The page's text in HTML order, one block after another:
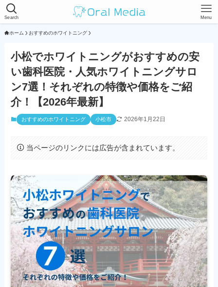
Search Menu
ホーム おすすめのホワイトニング
小松でホワイトニングがおすすめの安
い歯科医院・人気ホワイトニングサロ
ン7選！それぞれの特徴や価格をご紹
介！【2026年最新】
おすすめのホワイトニング 小松市 2026年1月22日
当ページのリンクには広告が含まれています。